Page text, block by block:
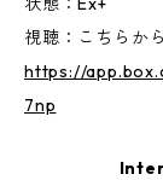
視聴：こちらか
https://
7np